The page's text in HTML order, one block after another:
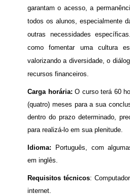
garantam o acesso, a
todos os alunos, especialmente
outras necessidades
como fomentar uma cultura
valorizando a diversidade, o
recursos financeiros.
Carga horária: O curso terá 60
(quatro) meses para a sua
dentro do prazo determinado,
para realizá-lo em sua plenitude.
Idioma: Português, com
em inglês.
Requisitos técnicos:
internet.